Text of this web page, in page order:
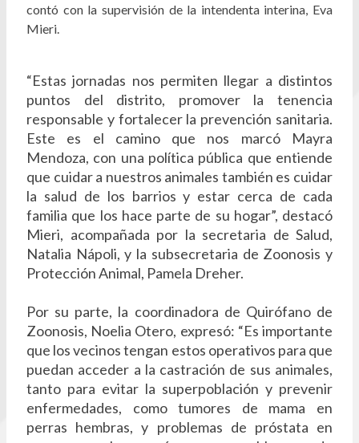
contó con la supervisión de la intendenta interina, Eva
Mieri.
“Estas jornadas nos permiten llegar a distintos
puntos del distrito, promover la tenencia
responsable y fortalecer la prevención sanitaria.
Este es el camino que nos marcó Mayra
Mendoza, con una política pública que entiende
que cuidar a nuestros animales también es cuidar
la salud de los barrios y estar cerca de cada
familia que los hace parte de su hogar”, destacó
Mieri, acompañada por la secretaria de Salud,
Natalia Nápoli, y la subsecretaria de Zoonosis y
Protección Animal, Pamela Dreher.
Por su parte, la coordinadora de Quirófano de
Zoonosis, Noelia Otero, expresó: “Es importante
que los vecinos tengan estos operativos para que
puedan acceder a la castración de sus animales,
tanto para evitar la superpoblación y prevenir
enfermedades, como tumores de mama en
perras hembras, y problemas de próstata en